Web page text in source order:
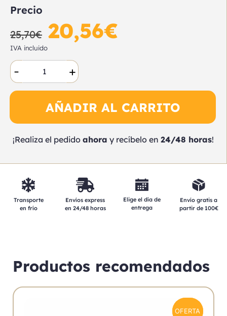
Precio
25,70€ 20,56€
IVA incluido
- +
AÑADIR AL CARRITO
¡Realiza el pedido ahora y recíbelo en 24/48 horas!
Transporte
en frío
Envíos express
en 24/48 horas
Elige el día de
entrega
Envío gratis a
partir de 100€
Productos recomendados
OFERTA
OFERTA